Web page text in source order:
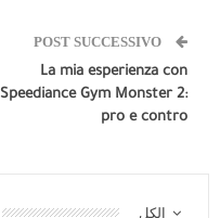
POST SUCCESSIVO
La mia esperienza con
Speediance Gym Monster 2:
pro e contro